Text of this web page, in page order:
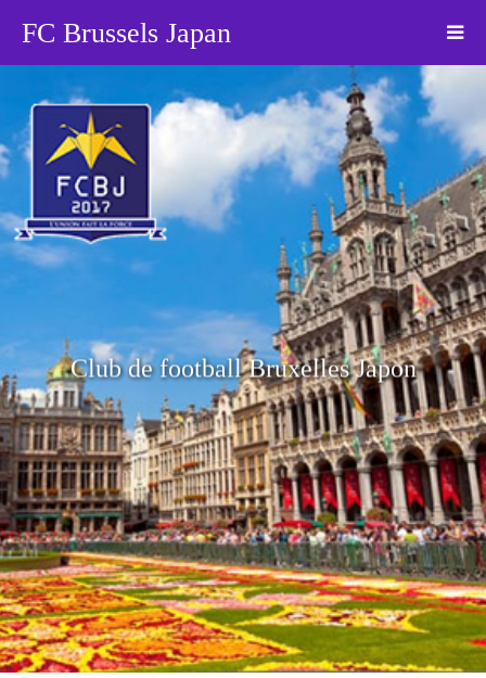
FC Brussels Japan
Club de football Bruxelles Japon